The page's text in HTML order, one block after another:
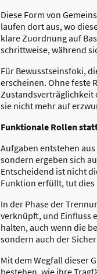
Diese Form von
laufen dort aus, wo
klare Zuordnung auf
schrittweise, während
Für Bewusstseinsfoki,
erscheinen. Ohne feste
Zustandsverträglichkeit
sie nicht mehr auf
Funktionale Rollen
Aufgaben entstehen
sondern ergeben sich
Entscheidend ist nicht
Funktion erfüllt, tut dies
In der Phase der
verknüpft, und Einfluss
halten, auch wenn die
sondern auch der
Mit dem Wegfall dieser
bestehen, wie ihre